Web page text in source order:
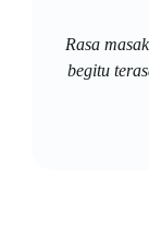
Rasa
begitu